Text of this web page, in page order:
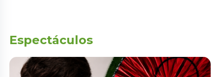
Espectáculos